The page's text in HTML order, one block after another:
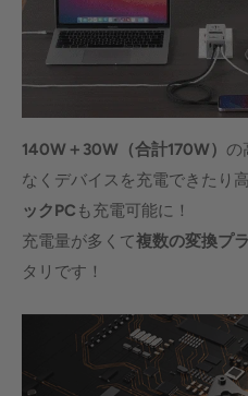
140W＋30W（合計170W） の
なくデバイスを充電できたり
ックPC も充電可能に！
充電量が多くて複数の変換プ
タリです！